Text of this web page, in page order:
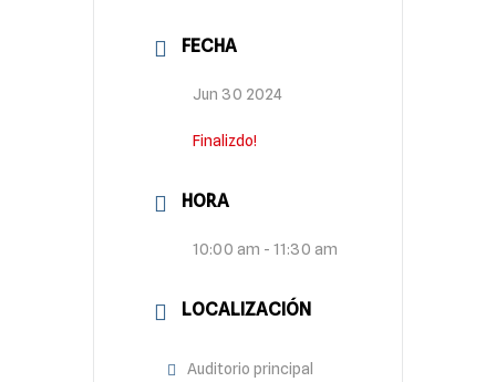
FECHA
Jun 30 2024
Finalizdo!
HORA
10:00 am - 11:30 am
LOCALIZACIÓN
Auditorio principal